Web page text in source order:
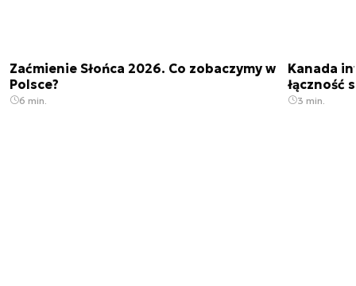
Zaćmienie Słońca 2026. Co zobaczymy w
Polsce?
6 min.
Kanada
łączność
3 min.